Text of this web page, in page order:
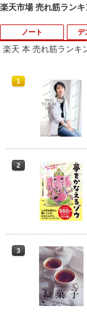
楽天市場 売れ筋ランキ
ノート
1
デ
1
1
楽天 本 売れ筋ランキ
1
2
3